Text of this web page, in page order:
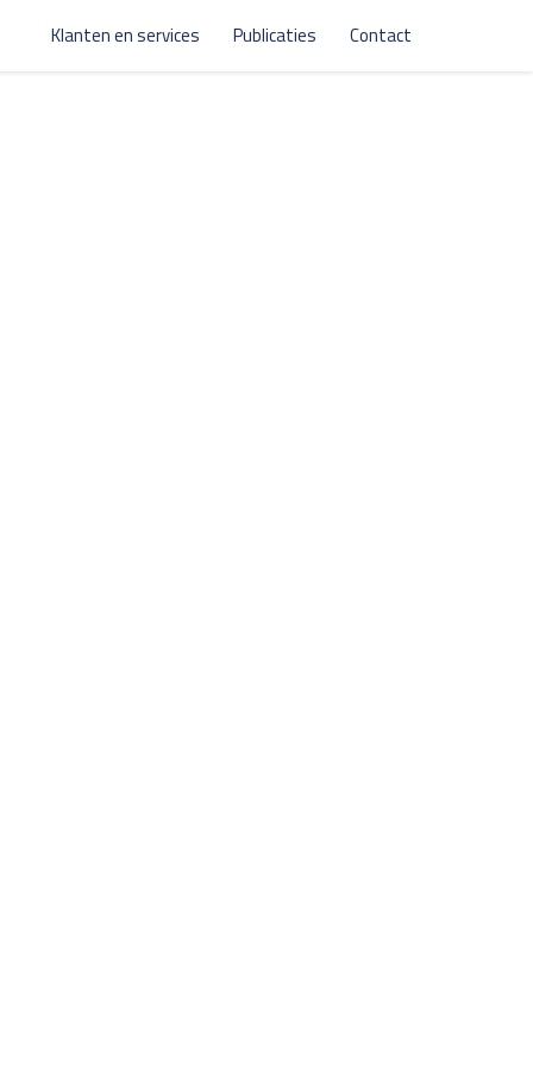
Klanten en services Publicaties Contact